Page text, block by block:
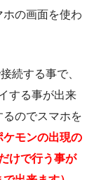
の画面を使わ
続する事で、
する事が出来
のでスマホを
ケモンの出現の
けで行う事が